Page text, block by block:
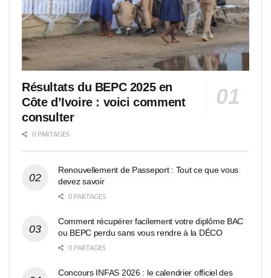
Résultats du BEPC 2025 en
Côte d’Ivoire : voici comment
consulter
0 PARTAGES
Renouvellement de Passeport : Tout ce que vous
devez savoir
0 PARTAGES
Comment récupérer facilement votre diplôme BAC
ou BEPC perdu sans vous rendre à la DÉCO
0 PARTAGES
Concours INFAS 2026 : le calendrier officiel des